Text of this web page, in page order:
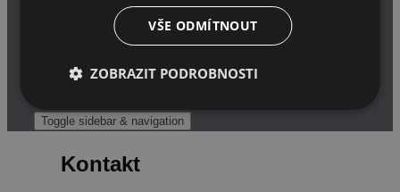
MARKETING
VEDENÍ
Toggle sidebar & navigation
Kontakt
VŠE ODMÍTNOUT
ZOBRAZIT PODROBNOSTI